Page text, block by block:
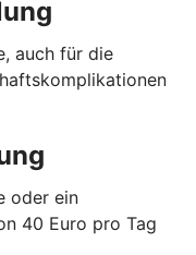
auch für die
oder ein
40 Euro pro Tag